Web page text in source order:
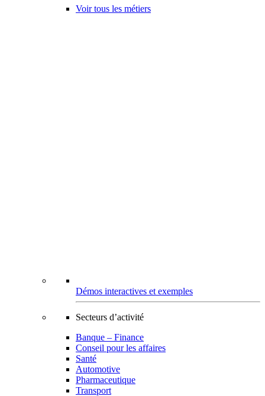
Voir tous les métiers
Démos interactives et exemples
Secteurs d’activité
Banque – Finance
Conseil pour les affaires
Santé
Automotive
Pharmaceutique
Transport